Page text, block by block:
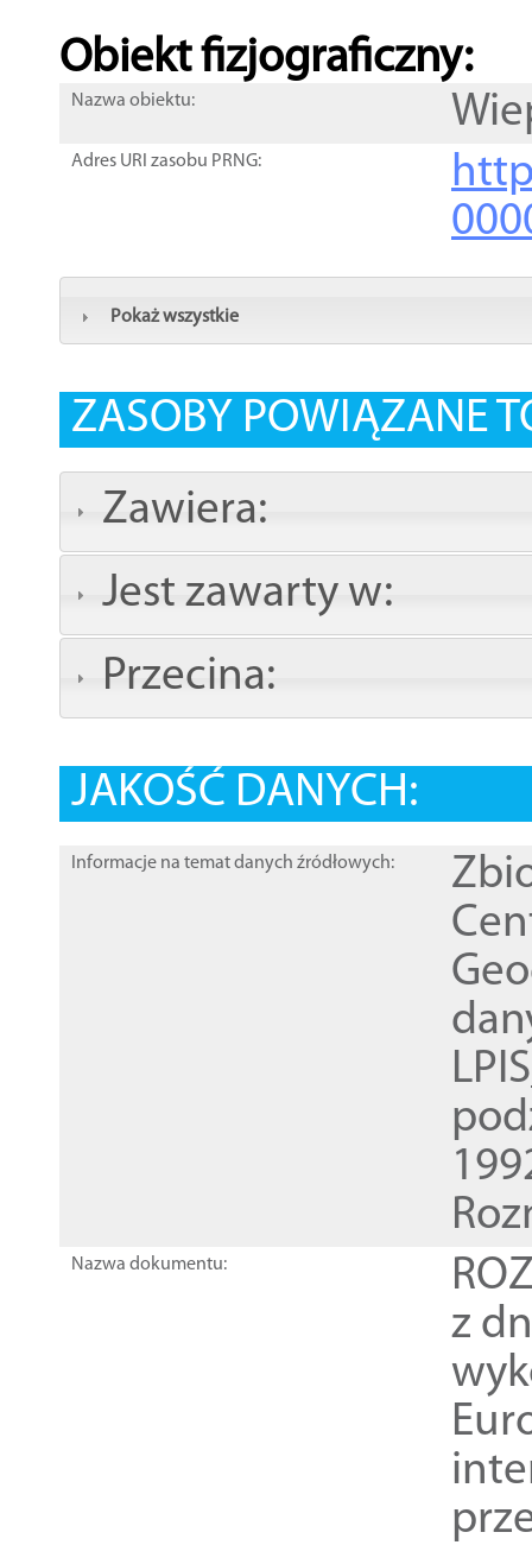
Obiekt fizjograficzny:
Nazwa obiektu:
Adres URI zasobu PRNG:
Pokaż wszystkie
ZASOBY POWIĄZANE
Zawiera:
Jest zawarty w:
Przecina:
JAKOŚĆ DANYCH:
Informacje na temat danych źródłowych:
Nazwa dokumentu:
z